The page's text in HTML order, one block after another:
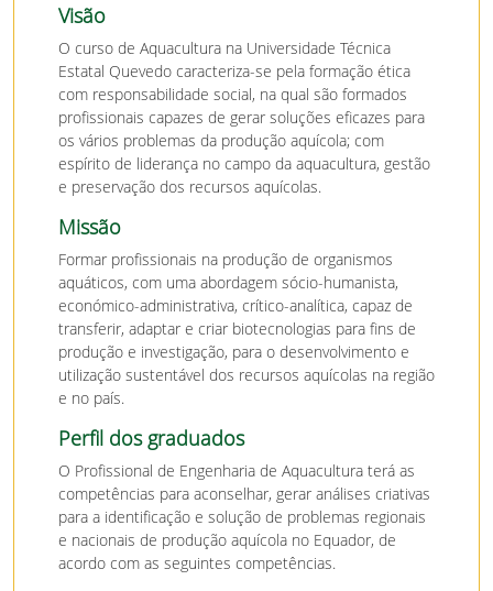
Visão
O curso de Aquacultura na Universidade Técnica
Estatal Quevedo caracteriza-se pela formação ética
com responsabilidade social, na qual são formados
profissionais capazes de gerar soluções eficazes para
os vários problemas da produção aquícola; com
espírito de liderança no campo da aquacultura, gestão
e preservação dos recursos aquícolas.
Missão
Formar profissionais na produção de organismos
aquáticos, com uma abordagem sócio-humanista,
económico-administrativa, crítico-analítica, capaz de
transferir, adaptar e criar biotecnologias para fins de
produção e investigação, para o desenvolvimento e
utilização sustentável dos recursos aquícolas na região
e no país.
Perfil dos graduados
O Profissional de Engenharia de Aquacultura terá as
competências para aconselhar, gerar análises criativas
para a identificação e solução de problemas regionais
e nacionais de produção aquícola no Equador, de
acordo com as seguintes competências.